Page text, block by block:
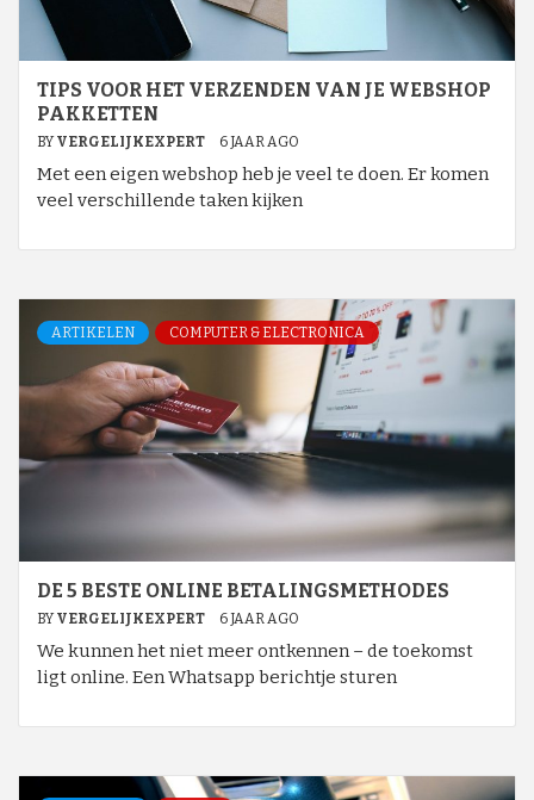
TIPS VOOR HET VERZENDEN VAN JE WEBSHOP
PAKKETTEN
BY VERGELIJKEXPERT 6 JAAR AGO
Met een eigen webshop heb je veel te doen. Er komen
veel verschillende taken kijken
ARTIKELEN COMPUTER & ELECTRONICA
DE 5 BESTE ONLINE BETALINGSMETHODES
BY VERGELIJKEXPERT 6 JAAR AGO
We kunnen het niet meer ontkennen – de toekomst
ligt online. Een Whatsapp berichtje sturen